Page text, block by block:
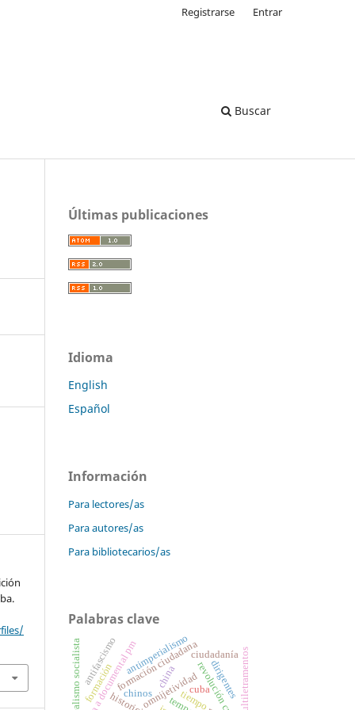
Buscar
Registrarse Entrar
Últimas publicaciones
Idioma
English
Español
Información
Para lectores/as
Para autores/as
Para bibliotecarios/as
Palabras clave
omnijetividad
tiempo
censura a documental pm
realismo socialista china
formación ciudadanaciudadanía
dirigentes
formación
antifascismoantimperialismo
chinos cuba multiletramentos